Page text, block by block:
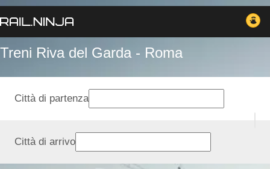
Treni Riva del Garda - Roma
Città di partenza
Città di arrivo